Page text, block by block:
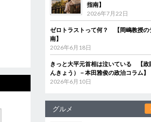
指南】
2026年7月22日
ゼロトラストって何？ 【岡嶋教授の
南】
2026年6月18日
きっと大平元首相は泣いている 【政
んきょう）－本田雅俊の政治コラム】
2026年6月10日
グルメ